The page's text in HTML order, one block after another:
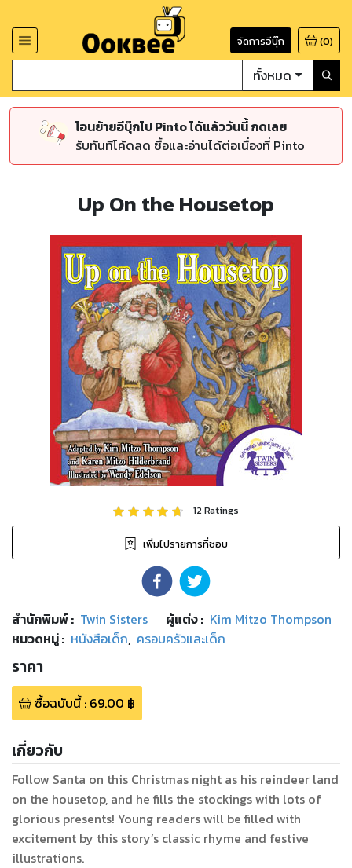
จัดการอีบุ๊ก (0)
ทั้งหมด
โอนย้ายอีบุ๊กไป Pinto ได้แล้ววันนี้ กดเลย
รับทันทีโค้ดลด ซื้อและอ่านได้ต่อเนื่องที่ Pinto
Up On the Housetop
12Ratings
เพิ่มไปรายการที่ชอบ
สำนักพิมพ์: Twin Sisters ผู้แต่ง : Kim Mitzo Thompson
หมวดหมู่: หนังสือเด็ก, ครอบครัวและเด็ก
ราคา
ซื้อฉบับนี้: 69.00 ฿
เกี่ยวกับ
Follow Santa on this Christmas night as his reindeer land
on the housetop, and he fills the stockings with lots of
glorious presents! Young readers will be filled with
excitement by this story’s classic rhyme and festive
illustrations.